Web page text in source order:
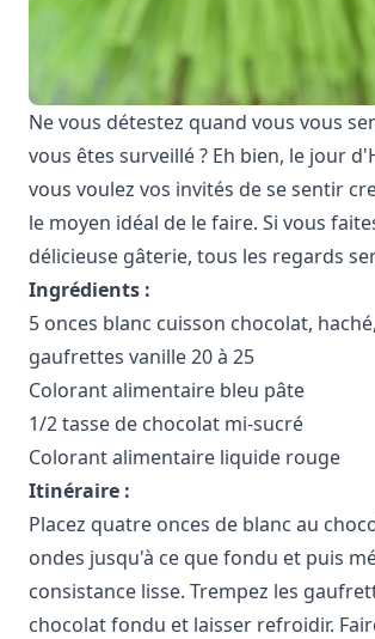
Ne vous détestez quand vous vous
vous êtes surveillé ? Eh bien, le jour
vous voulez vos invités de se sentir
le moyen idéal de le faire. Si vous
délicieuse gâterie, tous les regards
Ingrédients :
5 onces blanc cuisson chocolat,
gaufrettes vanille 20 à 25
Colorant alimentaire bleu pâte
1/2 tasse de chocolat mi-sucré
Colorant alimentaire liquide rouge
Itinéraire :
Placez quatre onces de blanc au
ondes jusqu'à ce que fondu et puis
consistance lisse. Trempez les
chocolat fondu et laisser refroidir.